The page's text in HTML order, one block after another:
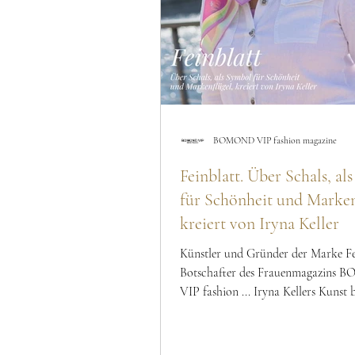
Feinblatt. Über Schals,
für Schönheit und
kreiert von Iryna Keller
Künstler und Gründer der Marke
Botschafter des Frauenmagazins
VIP fashion ... Iryna Kellers Kunst
BOMOND VIP fashion magazine